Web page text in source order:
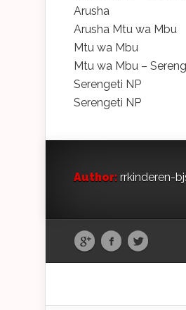
Arusha
Arusha Mtu wa Mbu
Mtu wa Mbu
Mtu wa Mbu –
Serengeti NP
Serengeti NP
Author: rrkinderen-